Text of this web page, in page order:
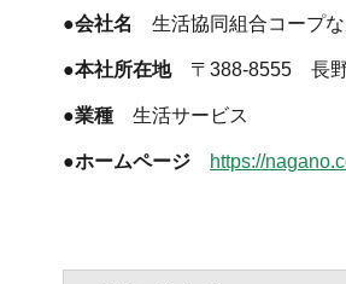
●会社名 生活協同組合コープ
●本社所在地〒388-8555 長野
●業種 生活サービス
●ホームページ https://